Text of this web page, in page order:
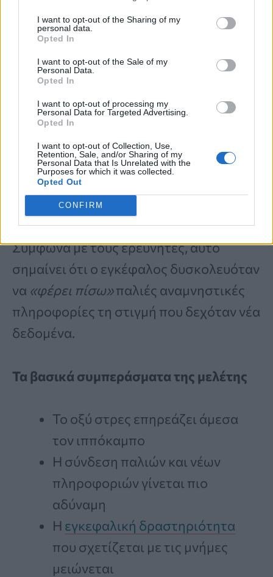
I want to opt-out of the Sharing of my
personal data.
Opted In
I want to opt-out of the Sale of my
Personal Data.
Opted In
I want to opt-out of processing my
Personal Data for Targeted Advertising.
Opted In
I want to opt-out of Collection, Use,
Retention, Sale, and/or Sharing of my
Personal Data that Is Unrelated with the
Purposes for which it was collected.
Opted Out
CONFIRM
(fMRI) για να παρακολουθήσουν τη
δραστηριότητα του εγκεφάλου σε
πραγματικό χρόνο.
Τα αποτελέσματα έδειξαν ότι οι
συμμετέχοντες που είχαν υποστεί
παρουσίαζαν αισθητάμειωμένη
ενεργοποίησηστις περιοχές του
εγκεφάλου
ανάκληση προηγούμενων εμπειριών.
Σύμφωνα με τους ερευνητές, αυτό
σημαίνει ότι ο εγκέφαλος δυσκολευόταν
να «φέρει πίσω»παλιές αναμνηστικές
πληροφορίες τη στιγμή που δεχόταν νέα
δεδομένα.
Τα βασικά συμπεράσματα της μελέτης
Το οξύ στρες επηρεάζει άμεσα
τον ιππόκαμπο
Η σύνδεση παλιών και νέων
πληροφοριών γίνεται πιο
αδύναμη
Η εγκεφαλική δραστηριότητα
που σχετίζεται με τις μνήμες
μειώνεται